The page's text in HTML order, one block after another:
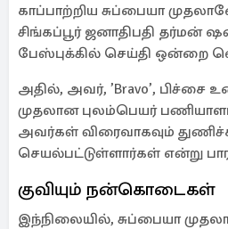
காப்பாற்றிய சுப்பையா
சிங்கப்பூர் ஜனாதிபதி தர்மன்
பேஸ்புக்கில் செய்தி ஒன்றை
அதில், அவர், ’Bravo’, பிச்சை
முதலான புலம்பெயர்
அவர்கள் விரைவாகவும்
செயல்பட்டுள்ளார்கள் என்று
குவியும் நன்கொடைகள்
இந்நிலையில், சுப்பையா